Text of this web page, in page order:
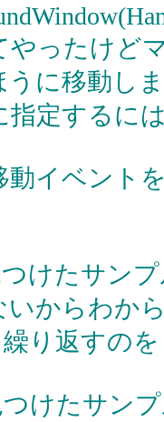
やったけど
うに移動し
指定するに
動イベント
けたサン
いからわか
り返すの
けたサン